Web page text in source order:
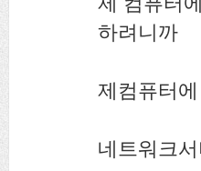
하려니까
제컴퓨터
네트워크